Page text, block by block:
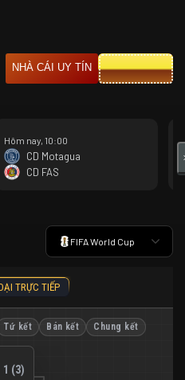
NHÀ CÁI UY TÍN CƯỢC 8XBET
Hôm nay, 10:00
CD Motagua
CD FAS
FIFA World Cup
TRỰC TIẾP
Tứ kết Bán kết Chung kết
1 (3)